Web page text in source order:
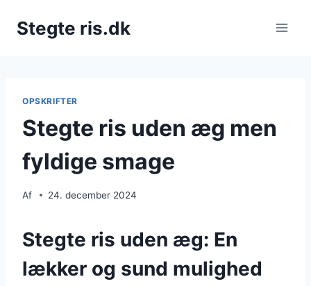
Stegte ris.dk
OPSKRIFTER
Stegte ris uden æg men
fyldige smage
Af 24. december 2024
Stegte ris uden æg: En
lækker og sund mulighed